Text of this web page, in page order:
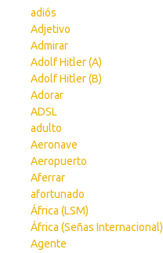
adiós
Adjetivo
Admirar
Adolf Hitler (A)
Adolf Hitler (B)
Adorar
ADSL
adulto
Aeronave
Aeropuerto
Aferrar
afortunado
África (LSM)
África (Señas Internacional)
Agente